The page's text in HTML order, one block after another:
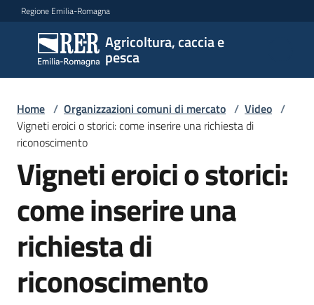
Vai al contenuto
Vai alla navigazione
Vai al footer
Regione Emilia-Romagna
Agricoltura, caccia e
pesca
Agricoltura,
caccia e
pesca
Argomenti
Servizi
Leggi
Home / Organizzazioni comuni di mercato / Video /
Vigneti eroici o storici: come inserire una richiesta di
riconoscimento
Vigneti eroici o storici:
come inserire una
richiesta di
riconoscimento